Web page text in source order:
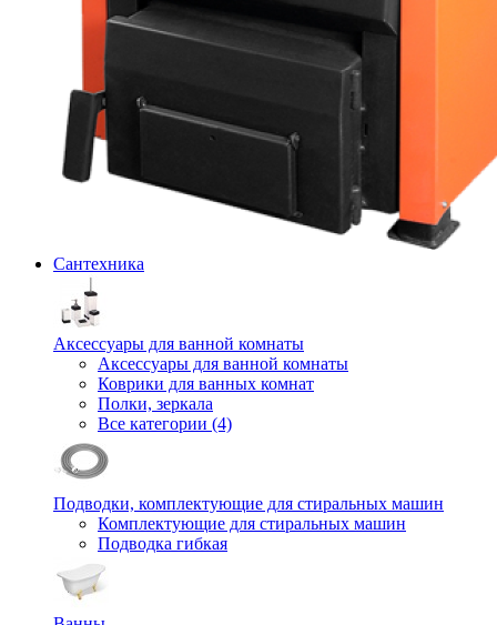
Сантехника
Аксессуары для ванной комнаты
Аксессуары для ванной комнаты
Коврики для ванных комнат
Полки, зеркала
Все категории (4)
Подводки, комплектующие для стиральных машин
Комплектующие для стиральных машин
Подводка гибкая